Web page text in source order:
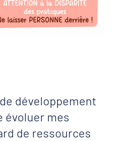
développement
évoluer mes
de ressources